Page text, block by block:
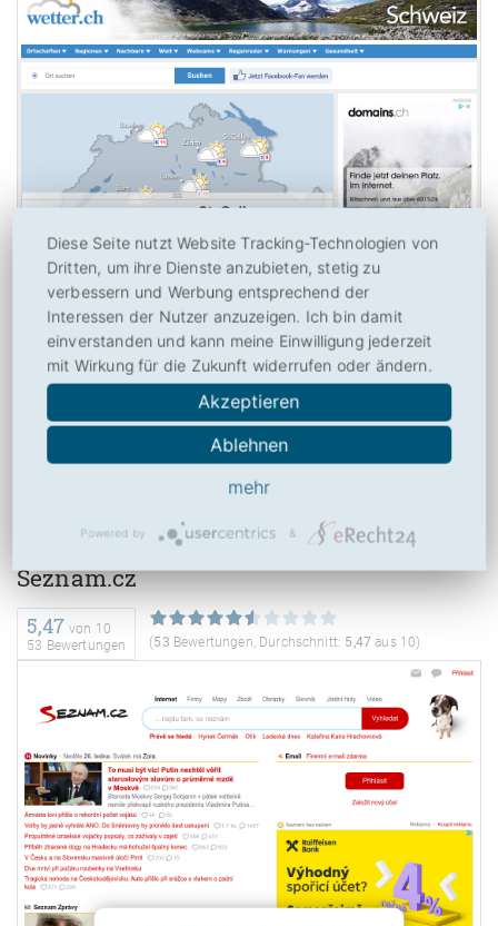
Wetter.ch ist eine Spezialsuchmaschine für das Wetter in der
Schweiz. Es gibt sowohl eine aktuelle Wetterkarte als auch
Detialwetter für einzelne Regionen der Schweiz: Alpen, Zürich,
Basel, Bern-Fribourg, Ostschweiz, Mittelland, …
Suchmaschine Wetter.ch
Seznam.cz
5,47 von 10
53 Bewertungen
(53 Bewertungen, Durchschnitt: 5,47 aus 10)
Diese Seite nutzt Website Tracking-Technologien von
Dritten, um ihre Dienste anzubieten, stetig zu
verbessern und Werbung entsprechend der
Interessen der Nutzer anzuzeigen. Ich bin damit
einverstanden und kann meine Einwilligung jederzeit
mit Wirkung für die Zukunft widerrufen oder ändern.
Akzeptieren
Ablehnen
mehr
Powered by &